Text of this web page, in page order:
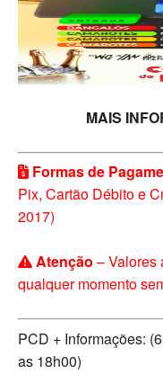
MAIS
Formas de
Pix, Cartão Débito e
2017)
Atenção – Valores
qualquer momento
PCD + Informações:
as 18h00)